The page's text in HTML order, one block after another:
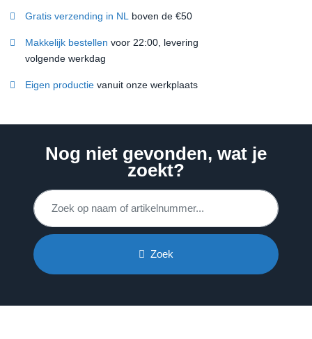
Gratis verzending in NL boven de €50
Makkelijk bestellen voor 22:00, levering
volgende werkdag
Eigen productie vanuit onze werkplaats
Nog niet gevonden, wat je
zoekt?
Zoek